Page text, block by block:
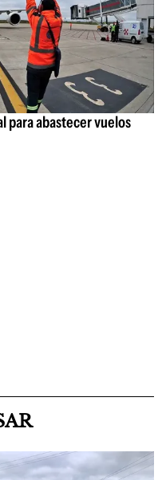
para abastecer vuelos